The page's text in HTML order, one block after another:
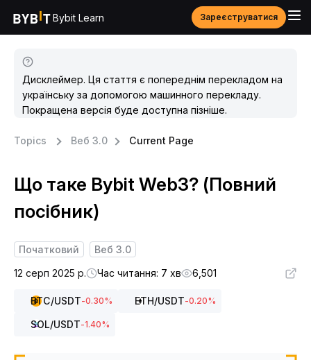
Bybit Learn Зареєструватися
Дисклеймер. Ця стаття є попереднім перекладом на
українську за допомогою машинного перекладу.
Покращена версія буде доступна пізніше.
Topics Веб 3.0 Current Page
Що таке Bybit Web3? (Повний
посібник)
Початковий
Веб 3.0
12 серп 2025 р.
Час читання: 7 хв 6,501
BTC/USDT-0.30% ETH/USDT-0.20%
SOL/USDT-1.40%